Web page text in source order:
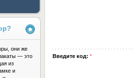
Введите код: *
они же
— это
из
и